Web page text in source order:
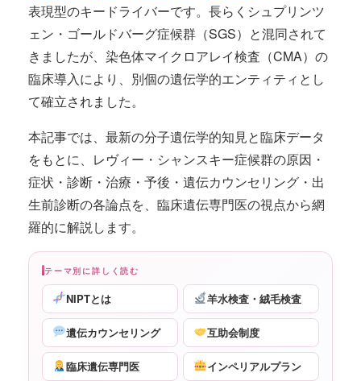
表現型のキードライバーです。長らくシュプリンツ
ェン・ゴールドバーグ症候群（SGS）と混同されて
きましたが、染色体マイクロアレイ検査（CMA）の
臨床導入により、別個の遺伝学的エンティティとし
て確立されました。
本記事では、最新の分子遺伝学的知見と臨床データ
をもとに、レヴィー・シャンスキー症候群の原因・
症状・診断・治療・予後・遺伝カウンセリング・出
生前診断の各論点を、臨床遺伝専門医の視点から網
羅的に解説します。
テーマ別に詳しく読む
NIPTとは 羊水検査・絨毛検査
遺伝カウンセリング 互助会制度
臨床遺伝専門医 インペリアルプラン